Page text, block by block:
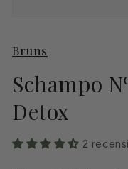
iBruns
Schampo
Detox
2